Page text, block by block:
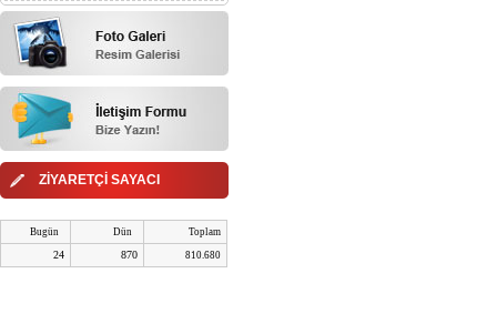
ZİYARETÇİ SAYACI
Bugün Dün Toplam
24 870 810.680